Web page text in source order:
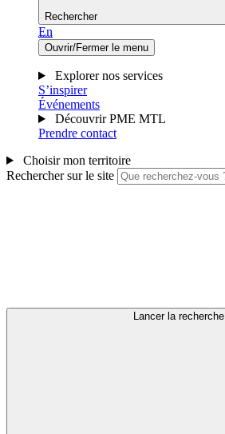
Rechercher
En
Ouvrir/Fermer le menu
Explorer nos services
S’inspirer
Événements
Découvrir PME MTL
Prendre contact
Choisir mon territoire
Rechercher sur le site
Lancer la recherche